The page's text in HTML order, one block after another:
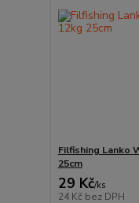
Filfishing Lanko
25cm
29 Kč/ks
24 Kč bez DPH